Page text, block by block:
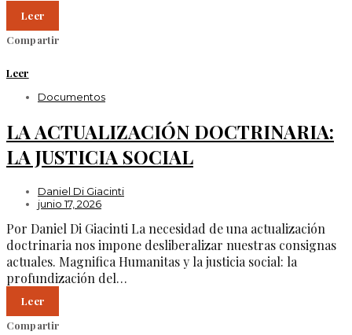
Leer
Compartir
Leer
Documentos
LA ACTUALIZACIÓN DOCTRINARIA:
LA JUSTICIA SOCIAL
Daniel Di Giacinti
junio 17, 2026
Por Daniel Di Giacinti La necesidad de una actualización
doctrinaria nos impone desliberalizar nuestras consignas
actuales. Magnifica Humanitas y la justicia social: la
profundización del…
Leer
Compartir